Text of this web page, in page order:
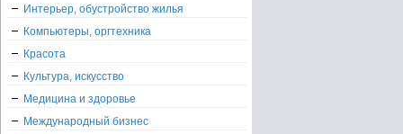
Интерьер, обустройство жилья
Компьютеры, оргтехника
Красота
Культура, искусство
Медицина и здоровье
Международный бизнес